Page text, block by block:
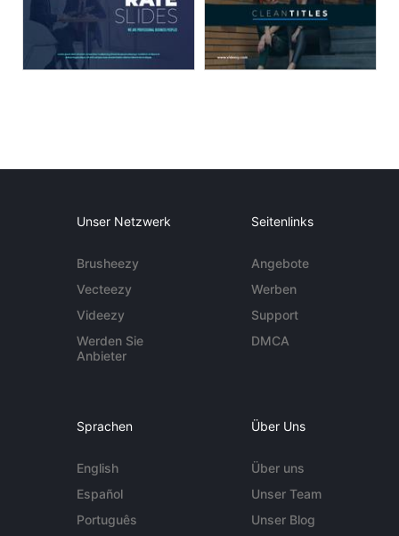
Unser Netzwerk
Brusheezy
Vecteezy
Videezy
Werden Sie
Anbieter
Seitenlinks
Angebote
Werben
Support
DMCA
Sprachen
English
Español
Português
Über Uns
Über uns
Unser Team
Unser Blog